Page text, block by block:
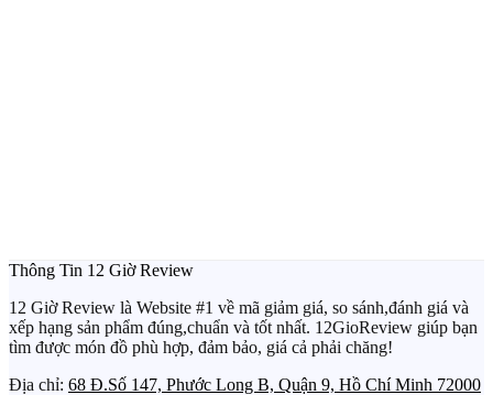
Thông Tin 12 Giờ Review
12 Giờ Review là Website #1 về mã giảm giá, so sánh,đánh giá và
xếp hạng sản phẩm đúng,chuẩn và tốt nhất. 12GioReview giúp bạn
tìm được món đồ phù hợp, đảm bảo, giá cả phải chăng!
Địa chỉ: 68 Đ.Số 147, Phước Long B, Quận 9, Hồ Chí Minh 72000